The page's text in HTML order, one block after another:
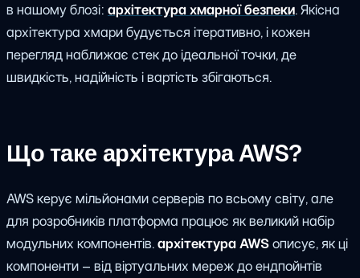
в нашому блозі: архітектура хмарної безпеки. Якісна
архітектура хмари будується ітеративно, і кожен
перегляд наближає стек до ідеальної точки, де
швидкість, надійність і вартість збігаються.
Що таке архітектура AWS?
AWS керує мільйонами серверів по всьому світу, але
для розробників платформа працює як великий набір
модульних компонентів.архітектура AWSописує, як ці
компоненти – від віртуальних мереж до ендпойнтів